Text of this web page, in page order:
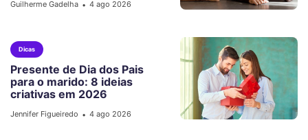
Guilherme Gadelha • 4 ago 2026
Dicas
Presente de Dia dos Pais
para o marido: 8 ideias
criativas em 2026
Jennifer Figueiredo • 4 ago 2026